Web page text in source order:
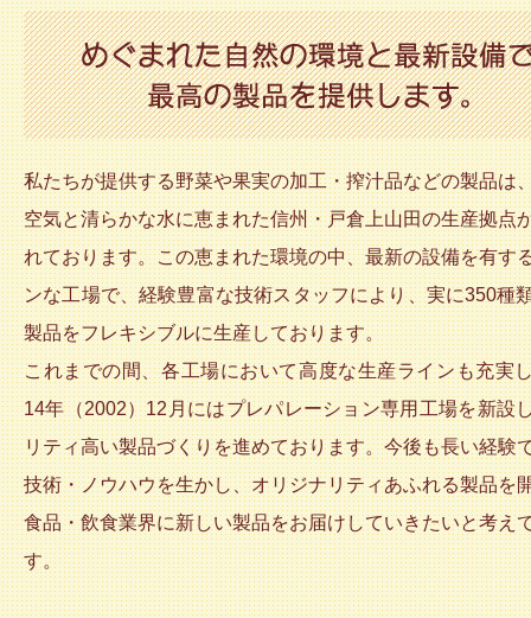
私たちが提供する野菜や果実の加工・搾汁品などの製品は
空気と清らかな水に恵まれた信州・戸倉上山田の生産拠点
れております。この恵まれた環境の中、最新の設備を有す
ンな工場で、経験豊富な技術スタッフにより、実に350種
製品をフレキシブルに生産しております。
これまでの間、各工場において高度な生産ラインも充実
14年（2002）12月にはプレパレーション専用工場を新設
リティ高い製品づくりを進めております。今後も長い経験
技術・ノウハウを生かし、オリジナリティあふれる製品を
食品・飲食業界に新しい製品をお届けしていきたいと考え
す。